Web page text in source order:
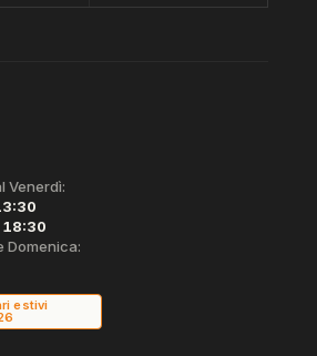
Venerdì:
18:30
Domenica:
estivi